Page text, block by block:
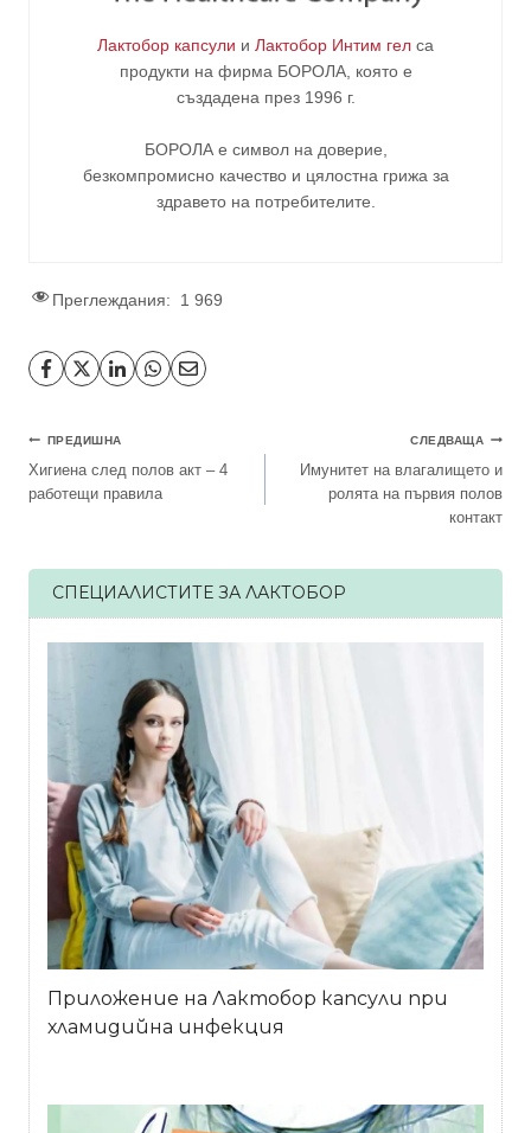
Лактобор капсули и Лактобор Интим гел са
продукти на фирма БОРОЛА, която е
създадена през 1996 г.
БОРОЛА е символ на доверие,
безкомпромисно качество и цялостна грижа за
здравето на потребителите.
Преглеждания: 1 969
Навигация
ПРЕДИШНА
Хигиена след полов акт – 4
работещи правила
СЛЕДВАЩА
Имунитет на влагалището и
ролята на първия полов
контакт
СПЕЦИАЛИСТИТЕ ЗА ЛАКТОБОР
Приложение на Лактобор капсули при
хламидийна инфекция